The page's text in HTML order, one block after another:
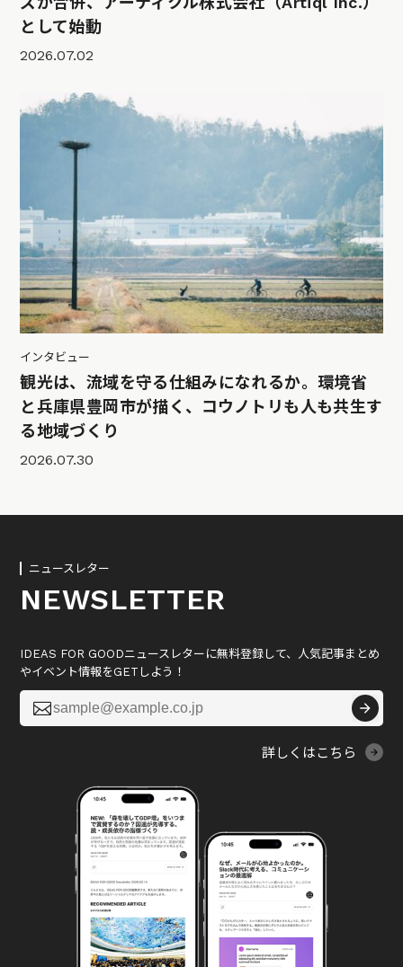
として始動
2026.07.02
インタビュー
観光は、流域を守る仕組みになれるか。環境省
と兵庫県豊岡市が描く、コウノトリも人も共生す
る地域づくり
2026.07.30
ニュースレター
NEWSLETTER
IDEAS FOR GOODニュースレターに無料登録して、人気記事まとめ
やイベント情報をGETしよう！

詳しくはこちら